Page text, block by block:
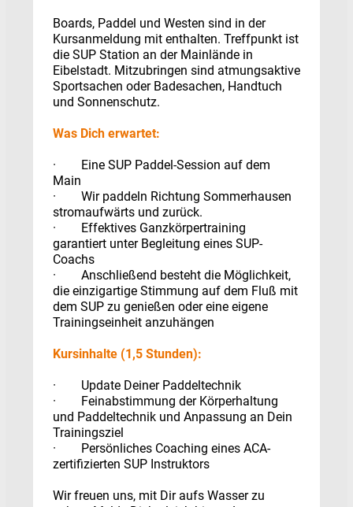
Boards, Paddel und Westen sind in der
Kursanmeldung mit enthalten. Treffpunkt ist
die SUP Station an der Mainlände in
Eibelstadt. Mitzubringen sind atmungsaktive
Sportsachen oder Badesachen, Handtuch
und Sonnenschutz.
Was Dich erwartet:
· Eine SUP Paddel-Session auf dem
Main
· Wir paddeln Richtung Sommerhausen
stromaufwärts und zurück.
· Effektives Ganzkörpertraining
garantiert unter Begleitung eines SUP-
Coachs
· Anschließend besteht die Möglichkeit,
die einzigartige Stimmung auf dem Fluß mit
dem SUP zu genießen oder eine eigene
Trainingseinheit anzuhängen
Kursinhalte (1,5 Stunden):
· Update Deiner Paddeltechnik
· Feinabstimmung der Körperhaltung
und Paddeltechnik und Anpassung an Dein
Trainingsziel
· Persönliches Coaching eines ACA-
zertifizierten SUP Instruktors
Wir freuen uns, mit Dir aufs Wasser zu